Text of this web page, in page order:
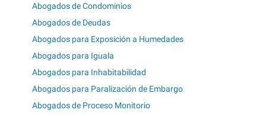
Abogados de Condominios
Abogados de Deudas
Abogados para Exposición a Humedades
Abogados para Iguala
Abogados para Inhabitabilidad
Abogados para Paralización de Embargo
Abogados de Proceso Monitorio